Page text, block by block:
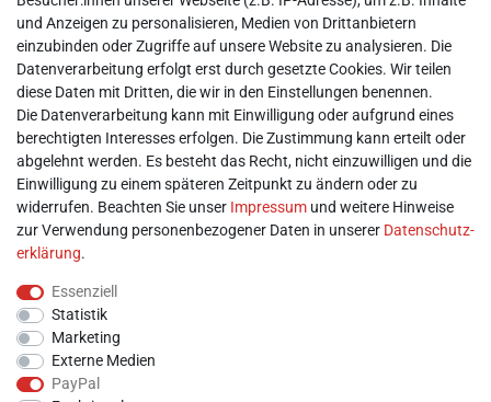
► AGB & Kundeninformation
► Barrierefreiheitserklärung
► Batterieentsorgung
► Kontakt
Mein Konto
► Registrieren
► Login
► Warenkorb
► Zur Kasse
und Anzeigen zu personalisieren, Medien von Drittanbietern
einzubinden oder Zugriffe auf unsere Website zu analysieren. Die
Datenverarbeitung erfolgt erst durch gesetzte Cookies. Wir teilen
diese Daten mit Dritten, die wir in den Einstellungen benennen.
Die Datenverarbeitung kann mit Einwilligung oder aufgrund eines
berechtigten Interesses erfolgen. Die Zustimmung kann erteilt oder
abgelehnt werden. Es besteht das Recht, nicht einzuwilligen und die
Einwilligung zu einem späteren Zeitpunkt zu ändern oder zu
widerrufen. Beachten Sie unser Impressum und weitere Hinweise
zur Verwendung personenbezogener Daten in unserer Daten­schutz­
erklärung.
Essenziell
Statistik
Marketing
Externe Medien
PayPal